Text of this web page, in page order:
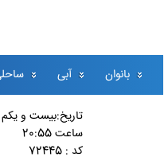
بانوان آبی
ساعت 20:55
کد : 72445